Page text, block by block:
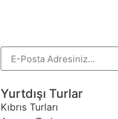
Yurtdışı Turlar
Kıbrıs Turları